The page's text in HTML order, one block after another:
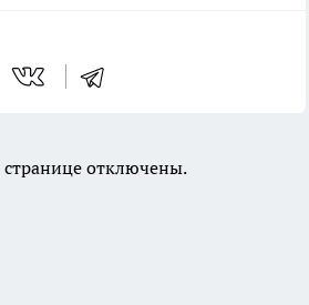
отключены.